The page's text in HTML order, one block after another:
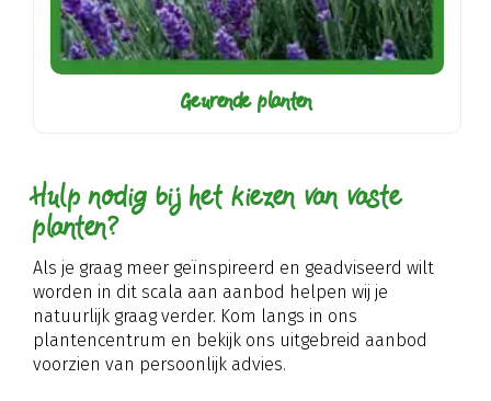
Geurende planten
Hulp nodig bij het kiezen van vaste
planten?
Als je graag meer geïnspireerd en geadviseerd wilt
worden in dit scala aan aanbod helpen wij je
natuurlijk graag verder. Kom langs in ons
plantencentrum en bekijk ons uitgebreid aanbod
voorzien van persoonlijk advies.